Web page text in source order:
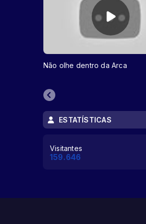
Não olhe dentro da Arca
ESTATÍSTICAS
Visitantes
159.646